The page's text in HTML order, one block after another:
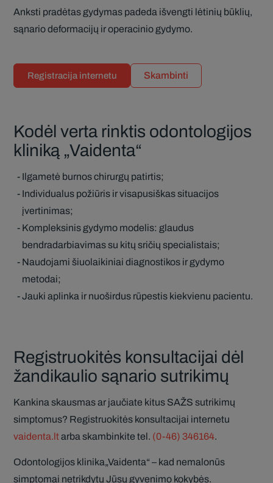
Anksti pradėtas gydymas padeda išvengti lėtinių būklių,
sąnario deformacijų ir operacinio gydymo.
Registracija internetu Skambinti
Kodėl verta rinktis odontologijos
kliniką „Vaidenta“
Ilgametė burnos chirurgų patirtis;
Individualus požiūris ir visapusiškas situacijos
įvertinimas;
Kompleksinis gydymo modelis: glaudus
bendradarbiavimas su kitų sričių specialistais;
Naudojami šiuolaikiniai diagnostikos ir gydymo
metodai;
Jauki aplinka ir nuoširdus rūpestis kiekvienu pacientu.
Registruokitės konsultacijai dėl
žandikaulio sąnario sutrikimų
Kankina skausmas ar jaučiate kitus SAŽS sutrikimų
simptomus? Registruokitės konsultacijai internetu
vaidenta.ltarba skambinkite tel. (0-46) 346164.
Odontologijos klinika„Vaidenta“ – kad nemalonūs
simptomai netrikdytų Jūsų gyvenimo kokybės.